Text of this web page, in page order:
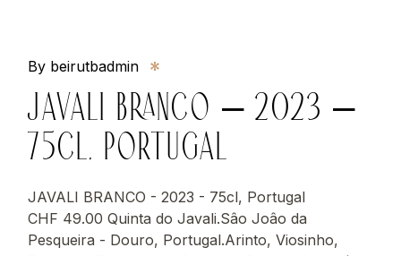
By beirutbadmin
JAVALI BRANCO – 2023 –
75CL, PORTUGAL
JAVALI BRANCO - 2023 - 75cl, Portugal
CHF 49.00 Quinta do Javali.Sâo Joâo da
Pesqueira - Douro, Portugal.Arinto, Viosinho,